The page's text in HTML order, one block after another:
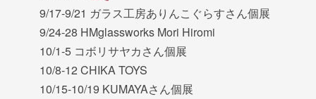
9/17-9/21 ガラス工房ありんこぐらすさん個展
9/24-28 HMglassworks Mori Hiromi
10/1-5 コボリサヤカさん個展
10/8-12 CHIKA TOYS
10/15-10/19 KUMAYAさん個展